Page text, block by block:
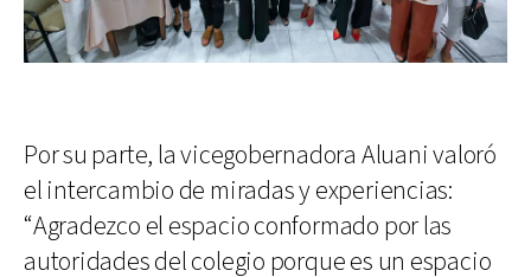
Por su parte, la vicegobernadora Aluani valoró
el intercambio de miradas y experiencias:
“Agradezco el espacio conformado por las
autoridades del colegio porque es un espacio